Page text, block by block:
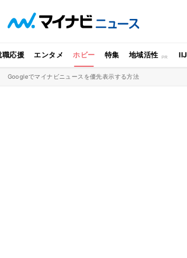
職応援 エンタメ ホビー 特集 地域活性 IIJ
Googleでマイナビニュースを優先表示する方法